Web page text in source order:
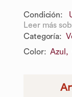
Condición:
Leer más
Categoría:
Color: Azul,